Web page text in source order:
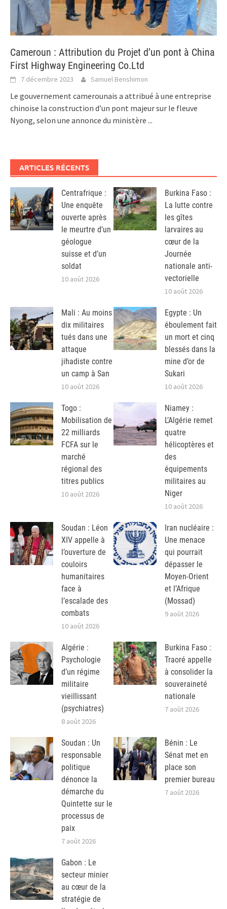
Cameroun : Attribution du Projet d’un pont à China
First Highway Engineering Co.Ltd
7 décembre 2023 Samuel Benshimon
Le gouvernement camerounais a attribué à une entreprise
chinoise la construction d’un pont majeur sur le fleuve
Nyong, selon une annonce du ministère ...
ARTICLES RÉCENTS
Centrafrique :
Une enquête
ouverte après
le meurtre d’un
géologue
suisse et d’un
soldat
10 août 2026
Burkina Faso :
La lutte contre
les gîtes
larvaires au
cœur de la
Journée
nationale anti-
vectorielle
10 août 2026
Mali : Au moins
dix militaires
tués dans une
attaque
jihadiste contre
un camp à San
10 août 2026
Egypte : Un
éboulement fait
un mort et cinq
blessés dans la
mine d’or de
Sukari
10 août 2026
Togo :
Mobilisation de
22 milliards
FCFA sur le
marché
régional des
titres publics
10 août 2026
Niamey :
L’Algérie remet
quatre
hélicoptères et
des
équipements
militaires au
Niger
10 août 2026
Soudan : Léon
XIV appelle à
l’ouverture de
couloirs
humanitaires
face à
l’escalade des
combats
10 août 2026
Iran nucléaire :
Une menace
qui pourrait
dépasser le
Moyen-Orient
et l’Afrique
(Mossad)
9 août 2026
Algérie :
Psychologie
d’un régime
militaire
vieillissant
(psychiatres)
8 août 2026
Burkina Faso :
Traoré appelle
à consolider la
souveraineté
nationale
7 août 2026
Soudan : Un
responsable
politique
dénonce la
démarche du
Quintette sur le
processus de
paix
7 août 2026
Bénin : Le
Sénat met en
place son
premier bureau
7 août 2026
Gabon : Le
secteur minier
au cœur de la
stratégie de